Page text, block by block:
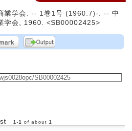
業学会. -- 1巻1号 (1960.7)-. -- 中
学会, 1960. <SB00002425>
1 -1 of about 1